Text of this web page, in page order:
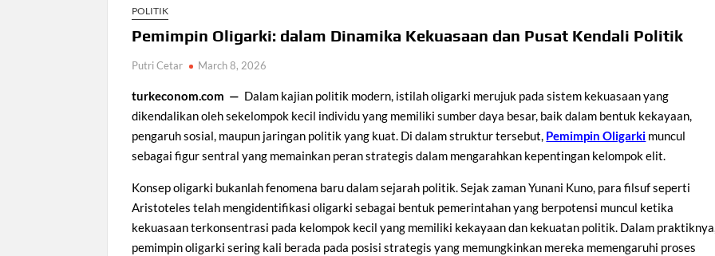
POLITIK
Pemimpin Oligarki: dalam Dinamika Kekuasaan dan Pusat Kendali Politik
Putri Cetar March 8, 2026
turkeconom.com — Dalam kajian politik modern, istilah oligarki merujuk pada sistem kekuasaan yang
dikendalikan oleh sekelompok kecil individu yang memiliki sumber daya besar, baik dalam bentuk kekayaan,
pengaruh sosial, maupun jaringan politik yang kuat. Di dalam struktur tersebut, Pemimpin Oligarki muncul
sebagai figur sentral yang memainkan peran strategis dalam mengarahkan kepentingan kelompok elit.
Konsep oligarki bukanlah fenomena baru dalam sejarah politik. Sejak zaman Yunani Kuno, para filsuf seperti
Aristoteles telah mengidentifikasi oligarki sebagai bentuk pemerintahan yang berpotensi muncul ketika
kekuasaan terkonsentrasi pada kelompok kecil yang memiliki kekayaan dan kekuatan politik. Dalam
pemimpin oligarki sering kali berada pada posisi strategis yang memungkinkan mereka memengaruhi proses